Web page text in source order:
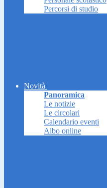
Percorsi di studio
Novità
Panoramica
Le notizie
Le circolari
Calendario eventi
Albo online